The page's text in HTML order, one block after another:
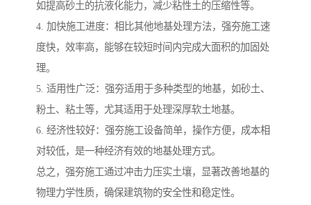
如提高砂土的抗液化能力，减少粘性土的压缩性等。
4. 加快施工进度：相比其他地基处理方法，强夯施工速
度快，效率高，能够在较短时间内完成大面积的加固处
理。
5. 适用性广泛：强夯适用于多种类型的地基，如砂土、
粉土、粘土等，尤其适用于处理深厚软土地基。
6. 经济性较好：强夯施工设备简单，操作方便，成本相
对较低，是一种经济有效的地基处理方式。
总之，强夯施工通过冲击力压实土壤，显著改善地基的
物理力学性质，确保建筑物的安全性和稳定性。